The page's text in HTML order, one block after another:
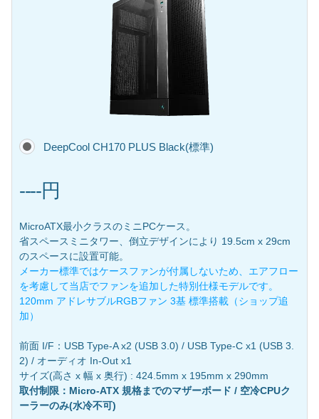
DeepCool CH170 PLUS Black(標準)
----円
MicroATX最小クラスのミニPCケース。
省スペースミニタワー、倒立デザインにより 19.5cm x 29cm
のスペースに設置可能。
メーカー標準ではケースファンが付属しないため、エアフロー
を考慮して当店でファンを追加した特別仕様モデルです。
120mm アドレサブルRGBファン 3基 標準搭載（ショップ追
加）
前面 I/F：USB Type-A x2 (USB 3.0) / USB Type-C x1 (USB 3.
2) / オーディオ In-Out x1
サイズ(高さ x 幅 x 奥行) : 424.5mm x 195mm x 290mm
取付制限：Micro-ATX 規格までのマザーボード / 空冷CPUク
ーラーのみ(水冷不可)